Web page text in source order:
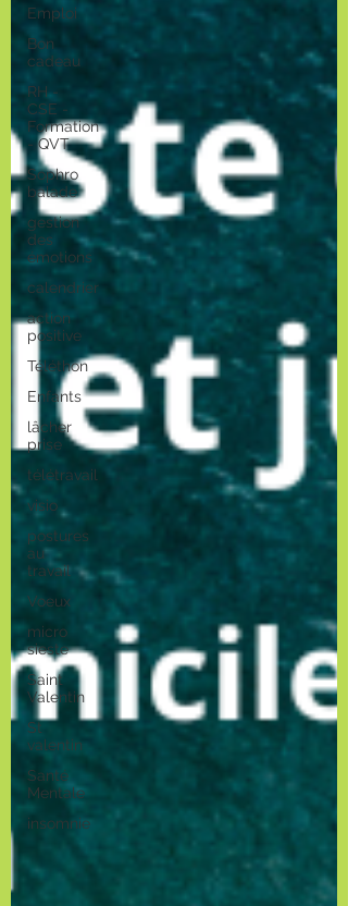
Emploi
Bon
cadeau
RH -
CSE -
Formation
- QVT
Sophro
balade
gestion
des
émotions
calendrier
action
positive
Téléthon
Enfants
lâcher
prise
télétravail
visio
postures
au
travail
Voeux
micro
sieste
Saint
Valentin
St
valentin
Santé
Mentale
insomnie